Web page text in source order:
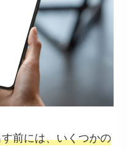
前には、いくつかの